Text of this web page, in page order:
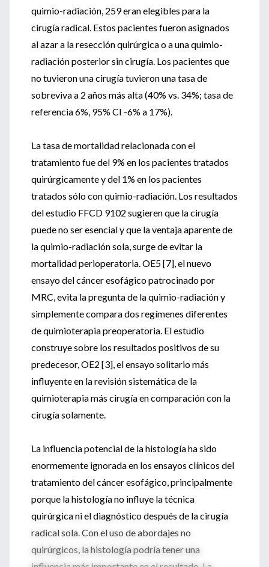
quimio-radiación, 259 eran elegibles para la
cirugía radical. Estos pacientes fueron asignados
al azar a la resección quirúrgica o a una quimio-
radiación posterior sin cirugía. Los pacientes que
no tuvieron una cirugía tuvieron una tasa de
sobreviva a 2 años más alta (40% vs. 34%; tasa de
referencia 6%, 95% CI -6% a 17%).
La tasa de mortalidad relacionada con el
tratamiento fue del 9% en los pacientes tratados
quirúrgicamente y del 1% en los pacientes
tratados sólo con quimio-radiación. Los resultados
del estudio FFCD 9102 sugieren que la cirugía
puede no ser esencial y que la ventaja aparente de
la quimio-radiación sola, surge de evitar la
mortalidad perioperatoria. OE5 [7], el nuevo
ensayo del cáncer esofágico patrocinado por
MRC, evita la pregunta de la quimio-radiación y
simplemente compara dos regímenes diferentes
de quimioterapia preoperatoria. El estudio
construye sobre los resultados positivos de su
predecesor, OE2 [3], el ensayo solitario más
influyente en la revisión sistemática de la
quimioterapia más cirugía en comparación con la
cirugía solamente.
La influencia potencial de la histología ha sido
enormemente ignorada en los ensayos clínicos del
tratamiento del cáncer esofágico, principalmente
porque la histología no influye la técnica
quirúrgica ni el diagnóstico después de la cirugía
radical sola. Con el uso de abordajes no
quirúrgicos, la histología podría tener una